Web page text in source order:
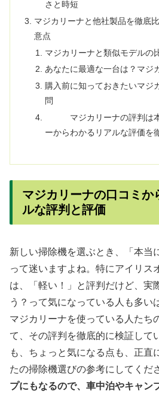
さと時短
マジカリーナと他社製品を徹底
意点
マジカリーナと類似モデルの
あなたに最適な一台は？マジ
購入前に知っておきたいマジ
問
マジカリーナの評判は本
ーからわかるリアルな評価を
マジカリーナの口コミか
ルな評判と評価
新しい掃除機を選ぶとき、「本当
って迷いますよね。特にアイリス
は、「軽い！」と評判だけど、実
う？って気になっている人も多い
マジカリーナを使っている人たち
て、その評判を徹底的に検証して
も、ちょっと気になる点も、正直
たの掃除機選びの参考にしてくだ
プにもなるので、車中泊やキャン